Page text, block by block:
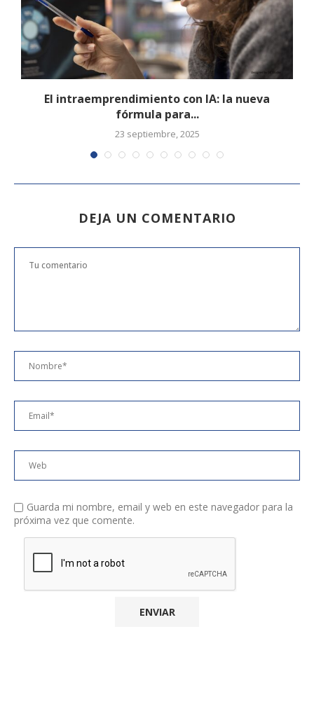
El intraemprendimiento con IA: la nueva
fórmula para...
23 septiembre, 2025
DEJA UN COMENTARIO
Guarda mi nombre, email y web en este navegador para la
próxima vez que comente.